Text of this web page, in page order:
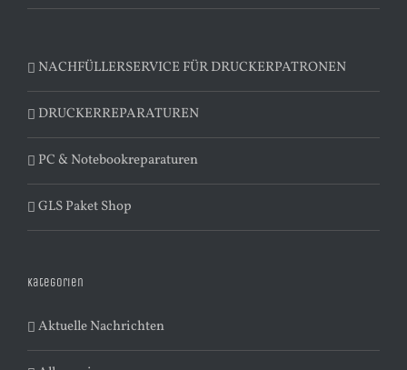
NACHFÜLLERSERVICE FÜR DRUCKERPATRONEN
DRUCKERREPARATUREN
PC & Notebookreparaturen
GLS Paket Shop
Kategorien
Aktuelle Nachrichten